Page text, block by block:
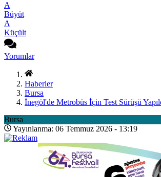
A
Büyüt
A
Küçült
Yorumlar
Haberler
Bursa
İnegöl'de Metrobüs İçin Test Sürüşü
Bursa
Yayınlanma: 06 Temmuz 2026 - 13:19